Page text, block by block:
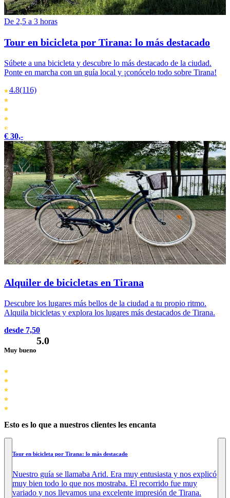
De 2,5 a 3 horas
Tour en bicicleta por Tirana: lo más destacado
Súbete a una bicicleta y descubre lo más destacado de la ciudad.
Ponte en marcha con un guía local y ¡conócelo todo sobre Tirana!
4.8(116)
€ 30,-
Alquiler de bicicletas en Tirana
Descubre los lugares más bellos de la ciudad a tu propio ritmo.
Alquila bicicletas y explora los lugares más destacados de Tirana.
desde 7,50
Muy bueno
5.0
Esto es lo que a nuestros clientes les encanta
Tour en bicicleta por Tirana: lo más destacado
Nuestro guía se llamaba Arid. Era muy entusiasta y nos explicó
muy bien todo lo que nos mostraba. El recorrido fue muy
variado y nos llevamos una excelente impresión de Tirana.